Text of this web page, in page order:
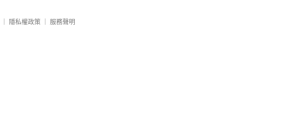
隱私權政策 服務聲明